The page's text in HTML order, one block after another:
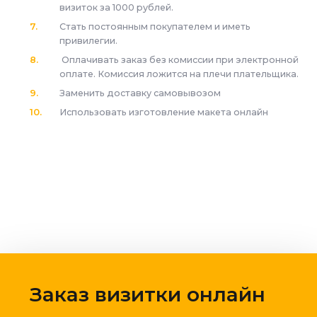
визиток за 1000 рублей.
Стать постоянным покупателем и иметь
привилегии.
Оплачивать заказ без комиссии при электронной
оплате. Комиссия ложится на плечи плательщика.
Заменить доставку самовывозом
Использовать изготовление макета онлайн
Заказ визитки онлайн